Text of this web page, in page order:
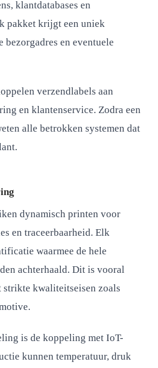
klantdatabases en
pakket krijgt een uniek
en eventuele
verzendlabels aan
en klantenservice. Zodra een
alle betrokken systemen dat
dynamisch printen voor
en traceerbaarheid. Elk
waarmee de hele
achterhaald. Dit is vooral
kwaliteitseisen zoals
is de koppeling met IoT-
kunnen temperatuur, druk